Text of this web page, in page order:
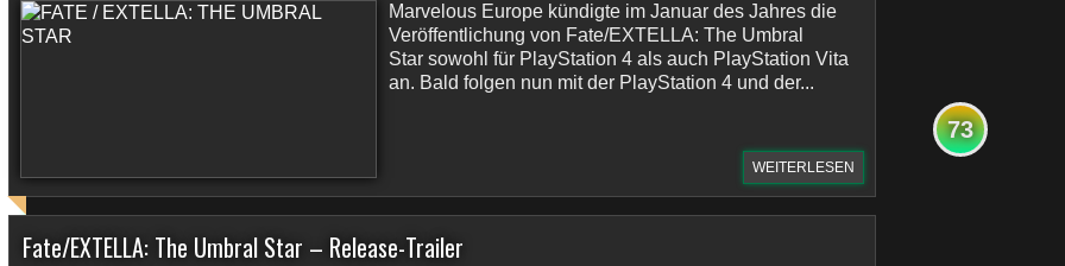
Marvelous Europe kündigte im Januar des Jahres die
Veröffentlichung von Fate/EXTELLA: The Umbral
Star sowohl für PlayStation 4 als auch PlayStation Vita
an. Bald folgen nun mit der PlayStation 4 und der...
WEITERLESEN
Fate/EXTELLA: The Umbral Star – Release-Trailer
73